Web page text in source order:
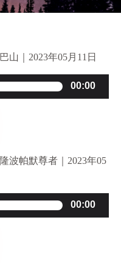
｜2023年05月11日
00:00
波帕默尊者｜2023年05
00:00